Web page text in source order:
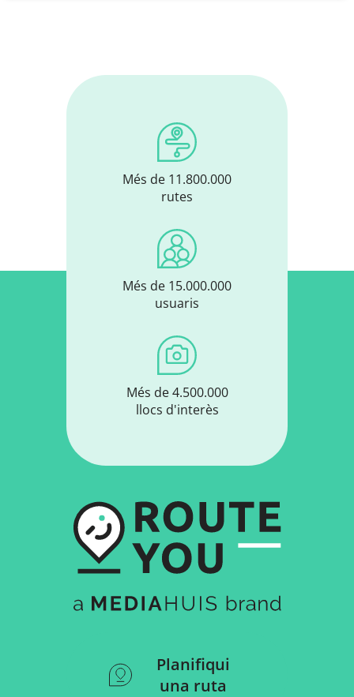
Més de 11.800.000
rutes
Més de 15.000.000
usuaris
Més de 4.500.000
llocs d'interès
Planifiqui
una ruta